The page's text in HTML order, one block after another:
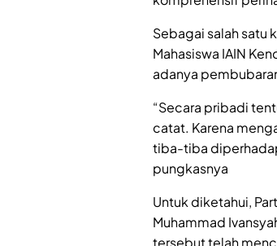
Sebagai salah satu
Mahasiswa IAIN
adanya
“Secara pribadi
catat. Karena
tiba-tiba
pungkasnya
Untuk diketahui,
Muhammad
tersebut telah